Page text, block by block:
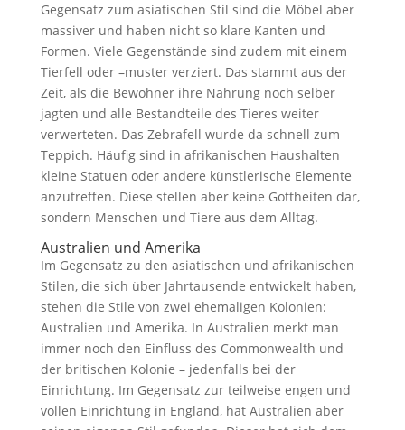
Gegensatz zum asiatischen Stil sind die Möbel aber
massiver und haben nicht so klare Kanten und
Formen. Viele Gegenstände sind zudem mit einem
Tierfell oder –muster verziert. Das stammt aus der
Zeit, als die Bewohner ihre Nahrung noch selber
jagten und alle Bestandteile des Tieres weiter
verwerteten. Das Zebrafell wurde da schnell zum
Teppich. Häufig sind in afrikanischen Haushalten
kleine Statuen oder andere künstlerische Elemente
anzutreffen. Diese stellen aber keine Gottheiten dar,
sondern Menschen und Tiere aus dem Alltag.
Australien und Amerika
Im Gegensatz zu den asiatischen und afrikanischen
Stilen, die sich über Jahrtausende entwickelt haben,
stehen die Stile von zwei ehemaligen Kolonien:
Australien und Amerika. In Australien merkt man
immer noch den Einfluss des Commonwealth und
der britischen Kolonie – jedenfalls bei der
Einrichtung. Im Gegensatz zur teilweise engen und
vollen Einrichtung in England, hat Australien aber